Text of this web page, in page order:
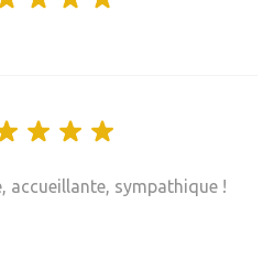
accueillante, sympathique !